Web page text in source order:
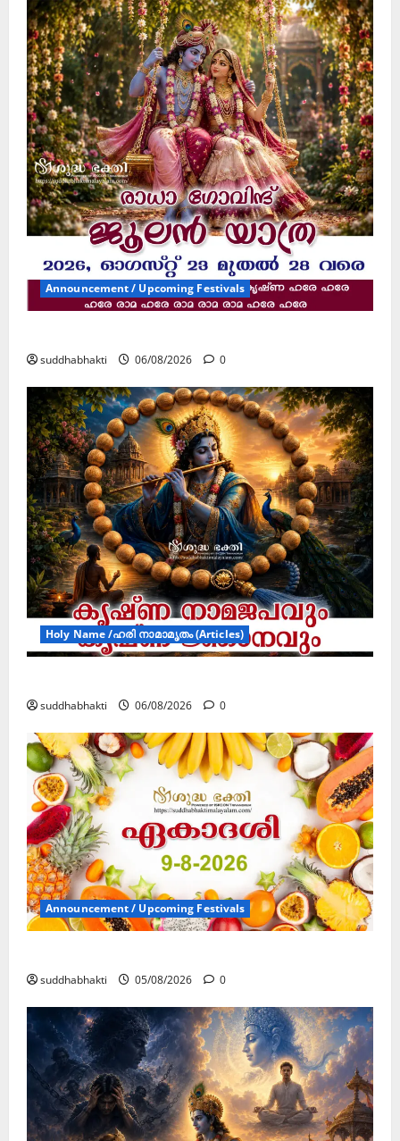
Announcement / Upcoming Festivals
suddhabhakti 06/08/2026 0
Holy Name /ഹരി നാമാമൃതം (Articles)
suddhabhakti 06/08/2026 0
Announcement / Upcoming Festivals
suddhabhakti 05/08/2026 0